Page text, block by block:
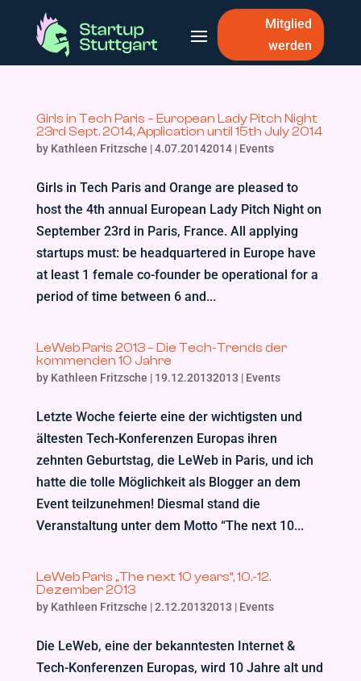
Mitglied
werden
Girls in Tech Paris – European Lady Pitch Night
23rd Sept. 2014, Application until 15th July 2014
by Kathleen Fritzsche |4.07.20142014| Events
Girls in Tech Paris and Orange are pleased to
host the 4th annual European Lady Pitch Night on
September 23rd in Paris, France. All applying
startups must: be headquartered in Europe have
at least 1 female co-founder be operational for a
period of time between 6 and...
LeWeb Paris 2013 – Die Tech-Trends der
kommenden 10 Jahre
by Kathleen Fritzsche | 19.12.20132013 | Events
Letzte Woche feierte eine der wichtigsten und
ältesten Tech-Konferenzen Europas ihren
zehnten Geburtstag, die LeWeb in Paris, und ich
hatte die tolle Möglichkeit als Blogger an dem
Event teilzunehmen! Diesmal stand die
Veranstaltung unter dem Motto “The next 10...
LeWeb Paris „The next 10 years“, 10.-12.
Dezember 2013
by Kathleen Fritzsche |2.12.20132013 | Events
Die LeWeb, eine der bekanntesten Internet &
Tech-Konferenzen Europas, wird 10 Jahre alt und